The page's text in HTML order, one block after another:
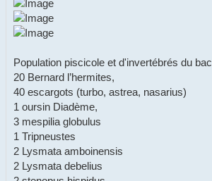
Population piscicole et d'invertébrés du bac
20 Bernard l’hermites,
40 escargots (turbo, astrea, nasarius)
1 oursin Diadème,
3 mespilia globulus
1 Tripneustes
2 Lysmata amboinensis
2 Lysmata debelius